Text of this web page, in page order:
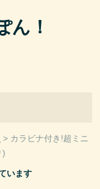
ん！
カラビナ付き!超ミニ
)
います